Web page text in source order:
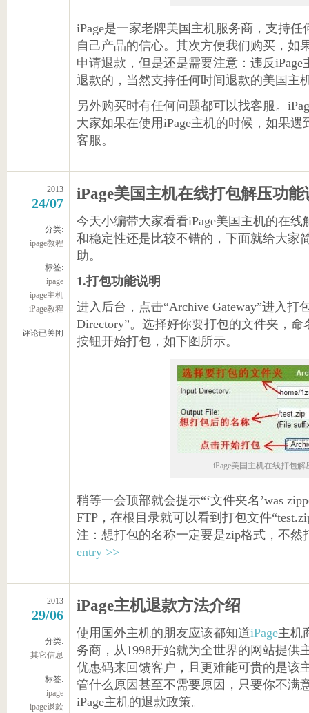
iPage是一家老牌美国主机服务商，支持
自己产品的信心。其次方便我们购买，如
申请退款，但是还是需要注意：违反iPage
退款的，当然支持任何时间退款的美国主
另外购买时有任何问题都可以找客服。
大家如果在使用iPage主机的时候，如果
客服。
2013
24/07
分类:
ipage教程
标签:
ipage
ipage主机
iPage教程
评论已关闭
iPage美国主机在线打包解压功能
今天小编带大家看看iPage美国主机的在线
和稳定性还是比较不错的，下面就给大家
助。
1.打包功能说明
进入后台，点击“Archive Gateway”进入打
Directory”。选择好你要打包的文件夹，
按钮开始打包，如下图所示。
iPage美国主机在线打包解
稍等一会顶部就会提示“‘文件夹名’was
FTP，在根目录就可以看到打包文件
注：想打包的名称一定要是zip格式，不然
entry >>
2013
29/06
分类:
其它信息
标签:
ipage
ipage退款
iPage主机退款方法介绍
使用国外主机的朋友应该都知道iPage主机
务商，从1998开始就为全世界的网站提供
优惠码来回馈客户，且更难能可贵的是该
管什么原因甚至不需要原因，只要你不满
iPage主机的退款政策。